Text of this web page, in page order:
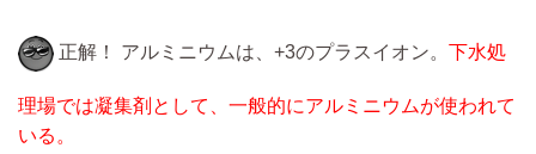
正解！ アルミニウムは、+3のプラスイオン。 下水処
理場では凝集剤として、一般的にアルミニウムが使われて
いる。